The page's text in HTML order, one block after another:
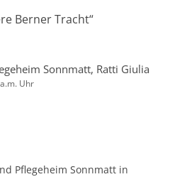
Berner Tracht“
Sonnmatt, Ratti Giulia
Uhr
Pflegeheim Sonnmatt in